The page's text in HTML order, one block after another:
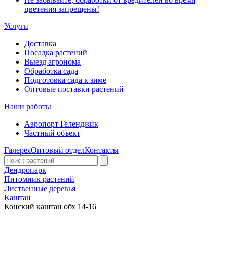
цветения запрещены!
Услуги
Доставка
Посадка растений
Выезд агронома
Обработка сада
Подготовка сада к зиме
Оптовые поставки растений
Наши работы
Аэропорт Геленджик
Частный объект
ГалереяОптовый отделКонтакты
Дендропарк
Питомник растений
Лиственные деревья
Каштан
Конский каштан обх 14-16